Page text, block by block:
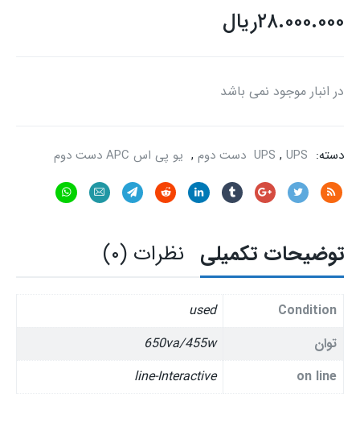
ریال۲۸.۰۰۰.۰۰۰
در انبار موجود نمی باشد
دسته: UPS , UPS دست دوم , یو پی اس APC دست دوم
توضیحات تکمیلی نظرات (۰)
Condition
used
توان
650va/455w
on line
line-Interactive